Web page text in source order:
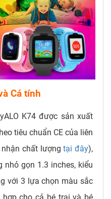
Cá tính
K74 được sản xuất
tiêu chuẩn CE của liên
nhận chất lượngtại đây),
gọn 1.3 inches, kiểu
với 3 lựa chọn màu sắc